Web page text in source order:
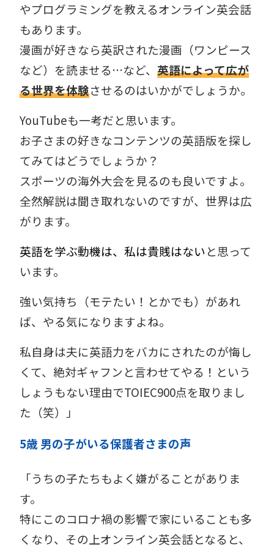
やプログラミングを教えるオンライン英会話
もあります。
漫画が好きなら英訳された漫画（ワンピース
など）を読ませる…など、 英語によって広が
る世界を体験させるのはいかがでしょうか。
YouTubeも一考だと思います。
お子さまの好きなコンテンツの英語版を探し
てみてはどうでしょうか？
スポーツの海外大会を見るのも良いですよ。
全然解説は聞き取れないのですが、世界は広
がります。
英語を学ぶ動機は、私は貴賎はない と思って
います。
強い気持ち（モテたい！とかでも）があれ
ば、やる気になりますよね。
私自身は夫に英語力をバカにされたのが悔し
くて、絶対ギャフンと言わせてやる！という
しょうもない理由でTOIEC900点を取りまし
た（笑）」
5歳 男の子がいる保護者さまの声
「うちの子たちもよく嫌がることがありま
す。
特にこのコロナ禍の影響で家にいることも多
くなり、その上オンライン英会話となると、